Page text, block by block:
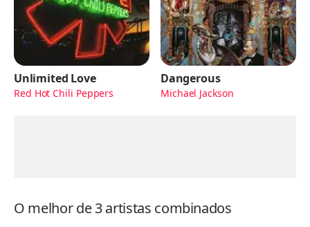
Unlimited Love
Red Hot Chili Peppers
Dangerous
Michael Jackson
O melhor de 3 artistas combinados